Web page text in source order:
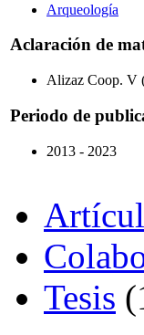
Arqueología
Aclaración de
Alizaz Coop. V
Periodo de
2013 - 2023
Tesis